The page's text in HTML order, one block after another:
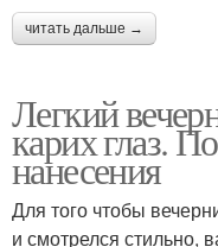
читать дальше →
Легкий
карих глаз.
нанесения
Для того чтобы
и смотрелся стильно,